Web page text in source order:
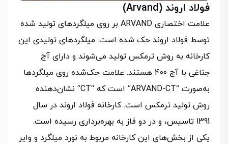
فولاد اروند (Arvand)
علامت اختصاری ARVAND بر روی میلگردهای تولید شده
توسط فولاد اروند حک شده است. میلگردهای تولیدی این
کارخانه به روش ترمکس تولید می‌شوند و دارای آج
جناغی با آج ۴۰۰ هستند. علامت حک‌شده روی میلگردها
به‌صورت “ARVAND-CT” است که “CT” نشان‌دهنده
روش تولید ترمکس است. کارخانه فولاد اروند در سال
1391 تاسیس، و در دو فاز به بهره‌برداری رسیده است.
یکی از بخش‌های این کارخانه مربوط به نورد میلگرد و وایر